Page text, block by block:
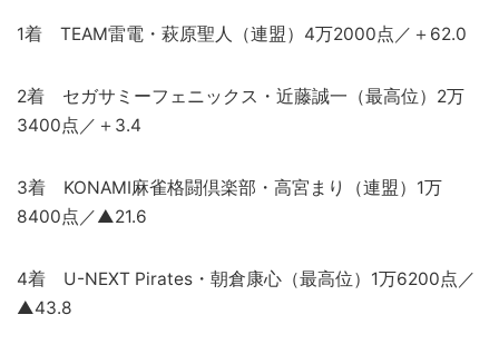
1着 TEAM雷電・萩原聖人（連盟）4万2000点／＋62.0
2着 セガサミーフェニックス・近藤誠一（最高位）2万
3400点／＋3.4
3着 KONAMI麻雀格闘倶楽部・高宮まり（連盟）1万
8400点／▲21.6
4着 U-NEXT Pirates・朝倉康心（最高位）1万6200点／
▲43.8